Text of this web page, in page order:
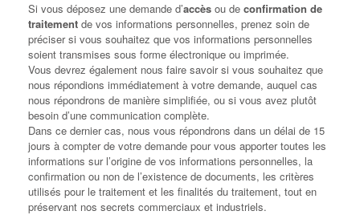
Si vous déposez une demande d’accès ou de confirmation de
traitement de vos informations personnelles, prenez soin de
préciser si vous souhaitez que vos informations personnelles
soient transmises sous forme électronique ou imprimée.
Vous devrez également nous faire savoir si vous souhaitez que
nous répondions immédiatement à votre demande, auquel cas
nous répondrons de manière simplifiée, ou si vous avez plutôt
besoin d’une communication complète.
Dans ce dernier cas, nous vous répondrons dans un délai de 15
jours à compter de votre demande pour vous apporter toutes les
informations sur l’origine de vos informations personnelles, la
confirmation ou non de l’existence de documents, les critères
utilisés pour le traitement et les finalités du traitement, tout en
préservant nos secrets commerciaux et industriels.